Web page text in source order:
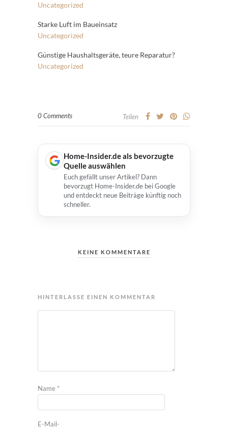
Uncategorized
Starke Luft im Baueinsatz
Uncategorized
Günstige Haushaltsgeräte, teure Reparatur?
Uncategorized
0 Comments Teilen
Home-Insider.de als bevorzugte
Quelle auswählen
Euch gefällt unser Artikel? Dann
bevorzugt Home-Insider.de bei Google
und entdeckt neue Beiträge künftig noch
schneller.
KEINE KOMMENTARE
HINTERLASSE EINEN KOMMENTAR
Name *
E-Mail-